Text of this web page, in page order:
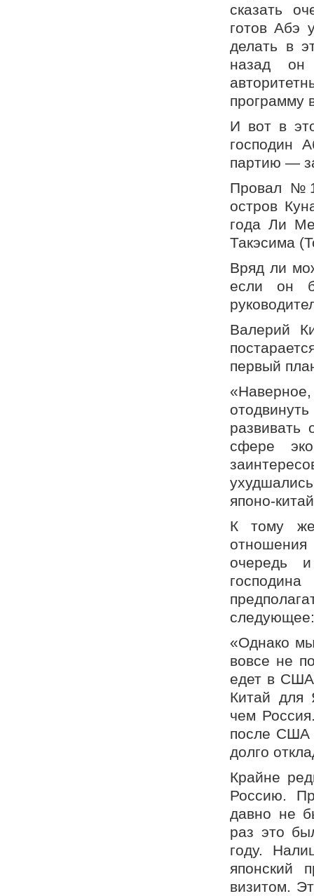
сказать
готов Абэ
делать в
назад он
программу
И вот в
господин
партию —
Провал
остров
года Ли
Такэсима
Вряд ли
если он
Валерий
первый
сфере
японо-
К тому же
очередь
следующее:
«Однако
вовсе не
едет в
Китай для
чем
после США
долго
Крайне
Россию.
давно не
раз это
году.
японский
визитом.